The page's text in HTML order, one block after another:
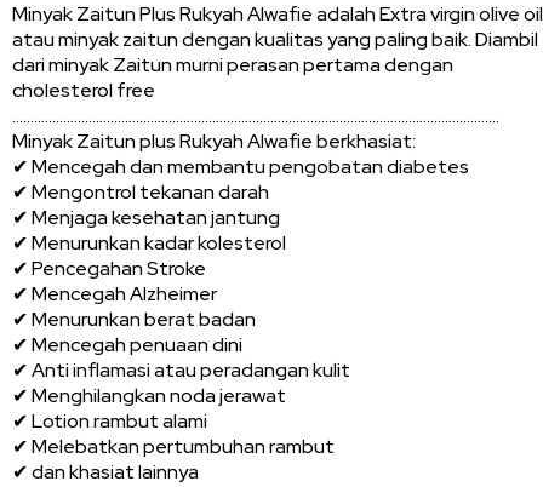
Minyak Zaitun Plus Rukyah Alwafie adalah Extra virgin olive oil
atau minyak zaitun dengan kualitas yang paling baik. Diambil
dari minyak Zaitun murni perasan pertama dengan
cholesterol free
......................................................................................................................................
Minyak Zaitun plus Rukyah Alwafie berkhasiat:
✔ Mencegah dan membantu pengobatan diabetes
✔ Mengontrol tekanan darah
✔ Menjaga kesehatan jantung
✔ Menurunkan kadar kolesterol
✔ Pencegahan Stroke
✔ Mencegah Alzheimer
✔ Menurunkan berat badan
✔ Mencegah penuaan dini
✔ Anti inflamasi atau peradangan kulit
✔ Menghilangkan noda jerawat
✔ Lotion rambut alami
✔ Melebatkan pertumbuhan rambut
✔ dan khasiat lainnya